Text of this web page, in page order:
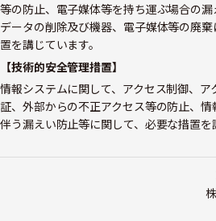
等の防止、電子媒体等を持ち運ぶ場合の
データの削除及び機器、電子媒体等の廃
置を講じています。
【技術的安全管理措置】
情報システムに関して、アクセス制御、
証、外部からの不正アクセス等の防止、
伴う漏えい防止等に関して、必要な措置を